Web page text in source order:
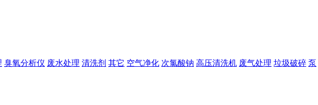
臭氧分析仪 废水处理 清洗剂 其它 空气净化 次氯酸钠 高压清洗机 废气处理 垃圾破碎 泵